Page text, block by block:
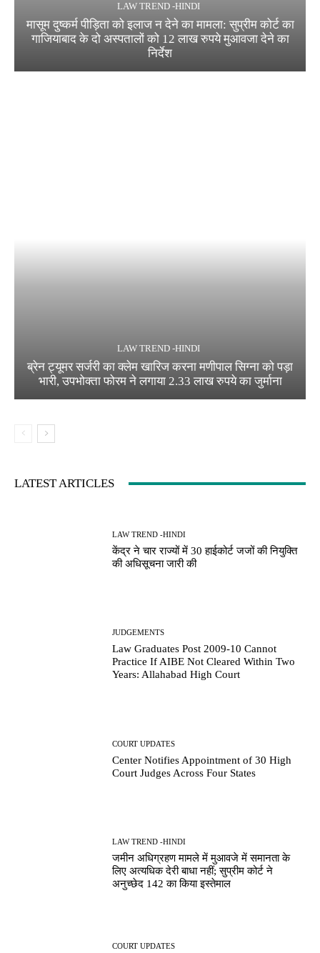
LAW TREND -HINDI
मासूम दुष्कर्म पीड़िता को इलाज न देने का मामला: सुप्रीम कोर्ट का
गाजियाबाद के दो अस्पतालों को 12 लाख रुपये मुआवजा देने का
निर्देश
LAW TREND -HINDI
ब्रेन ट्यूमर सर्जरी का क्लेम खारिज करना मणीपाल सिग्ना को पड़ा
भारी, उपभोक्ता फोरम ने लगाया 2.33 लाख रुपये का जुर्माना
LATEST ARTICLES
LAW TREND -HINDI
केंद्र ने चार राज्यों में 30 हाईकोर्ट जजों की नियुक्ति
की अधिसूचना जारी की
JUDGEMENTS
Law Graduates Post 2009-10 Cannot
Practice If AIBE Not Cleared Within Two
Years: Allahabad High Court
COURT UPDATES
Center Notifies Appointment of 30 High
Court Judges Across Four States
LAW TREND -HINDI
जमीन अधिग्रहण मामले में मुआवजे में समानता के
लिए अत्यधिक देरी बाधा नहीं; सुप्रीम कोर्ट ने
अनुच्छेद 142 का किया इस्तेमाल
COURT UPDATES